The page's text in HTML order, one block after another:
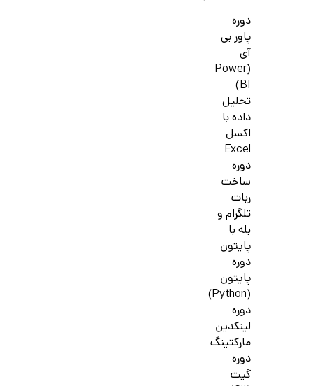
دوره
پاور بی
آی
(Power
BI)
تحلیل
داده با
اکسل
Excel
دوره
ساخت
ربات
تلگرام و
بله با
پایتون
دوره
پایتون
(Python)
دوره
لینکدین
مارکتینگ
دوره
گیت